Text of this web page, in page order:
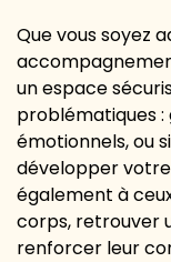
Que vous soyez
un espace
problématiques :
émotionnels, ou
développer
également à
corps, retrouver
renforcer leur